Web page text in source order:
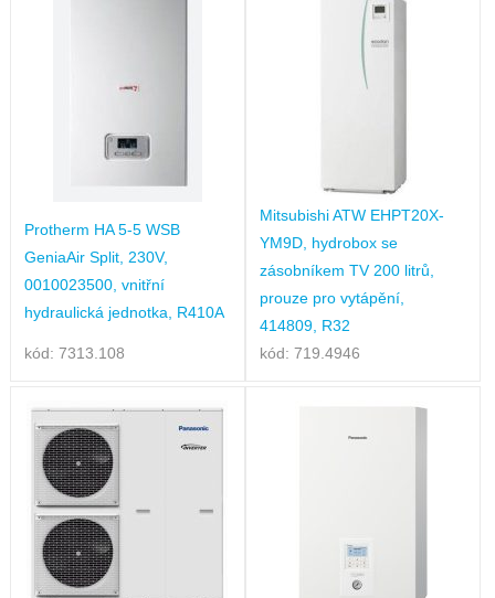
Protherm HA 5-5 WSB
GeniaAir Split, 230V,
0010023500, vnitřní
hydraulická jednotka, R410A
kód: 7313.108
Mitsubishi ATW EHPT20X-
YM9D, hydrobox se
zásobníkem TV 200 litrů,
prouze pro vytápění,
414809, R32
kód: 719.4946